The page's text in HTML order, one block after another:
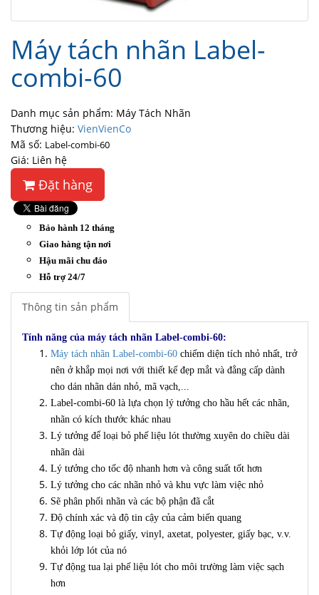
Máy tách nhãn Label-
combi-60
Danh mục sản phẩm: Máy Tách Nhãn
Thương hiệu: VienVienCo
Mã số: Label-combi-60
Giá: Liên hệ
Đặt hàng
Bảo hành 12 tháng
Giao hàng tận nơi
Hậu mãi chu đáo
Hỗ trợ 24/7
Thông tin sản phẩm
Tính năng của máy tách nhãn Label-combi-60:
Máy tách nhãn Label-combi-60 chiếm diện tích nhỏ nhất, trở
nên ở khắp mọi nơi với thiết kế đẹp mắt và đẳng cấp dành
cho dán nhãn dán nhỏ, mã vạch,...
Label-combi-60 là lựa chọn lý tưởng cho hầu hết các nhãn,
nhãn có kích thước khác nhau
Lý tưởng để loại bỏ phế liệu lót thường xuyên do chiều dài
nhãn dài
Lý tưởng cho tốc độ nhanh hơn và công suất tốt hơn
Lý tưởng cho các nhãn nhỏ và khu vực làm việc nhỏ
Sẽ phân phối nhãn và các bộ phận đã cắt
Độ chính xác và độ tin cậy của cảm biến quang
Tự động loại bỏ giấy, vinyl, axetat, polyester, giấy bạc, v.v.
khỏi lớp lót của nó
Tự động tua lại phế liệu lót cho môi trường làm việc sạch
hơn